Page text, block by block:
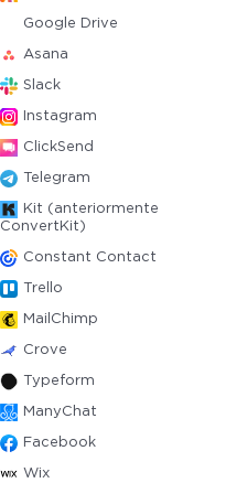
Google Drive
Asana
Slack
Instagram
ClickSend
Telegram
Kit (anteriormente
ConvertKit)
Constant Contact
Trello
MailChimp
Crove
Typeform
ManyChat
Facebook
Wix